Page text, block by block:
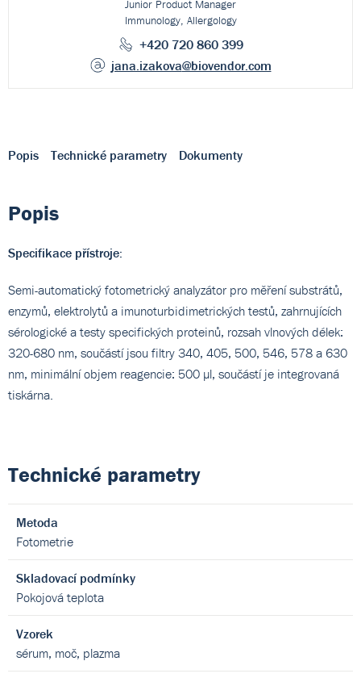
Junior Product Manager
Immunology, Allergology
+420 720 860 399
jana.izakova@biovendor.com
Popis Technické parametry Dokumenty
Popis
Specifikace přístroje:
Semi-automatický fotometrický analyzátor pro měření substrátů,
enzymů, elektrolytů a imunoturbidimetrických testů, zahrnujících
sérologické a testy specifických proteinů, rozsah vlnových délek:
320-680 nm, součástí jsou filtry 340, 405, 500, 546, 578 a 630
nm, minimální objem reagencie: 500 µl, součástí je integrovaná
tiskárna.
Technické parametry
Metoda
Fotometrie
Skladovací podmínky
Pokojová teplota
Vzorek
sérum, moč, plazma